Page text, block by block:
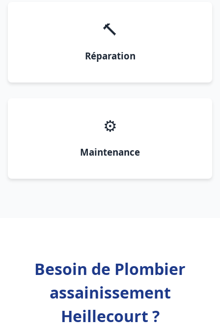
🔨
Réparation
⚙️
Maintenance
Besoin de Plombier
assainissement
Heillecourt ?